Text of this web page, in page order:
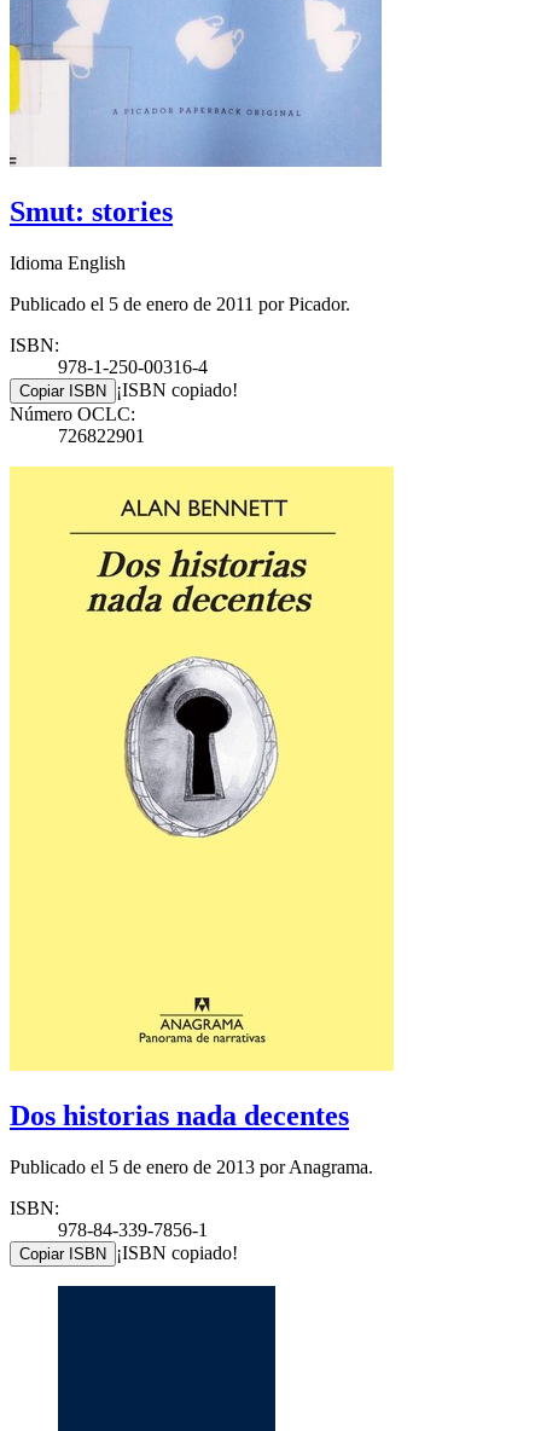
Smut: stories
Idioma English
Publicado el 5 de enero de 2011 por Picador.
ISBN:
978-1-250-00316-4
Copiar ISBN
¡ISBN copiado!
Número OCLC:
726822901
Dos historias nada decentes
Publicado el 5 de enero de 2013 por Anagrama.
ISBN:
978-84-339-7856-1
Copiar ISBN ¡ISBN copiado!